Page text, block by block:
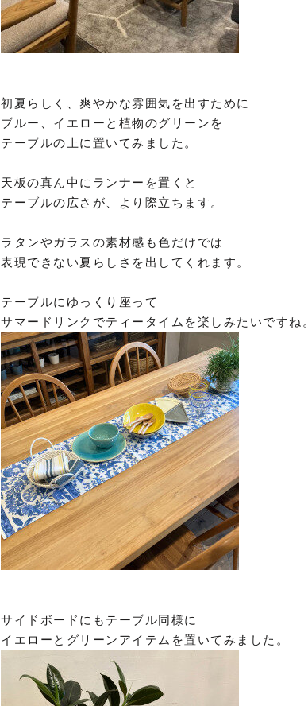
初夏らしく、爽やかな雰囲気を出すために
ブルー、イエローと植物のグリーンを
テーブルの上に置いてみました。
天板の真ん中にランナーを置くと
テーブルの広さが、より際立ちます。
ラタンやガラスの素材感も色だけでは
表現できない夏らしさを出してくれます。
テーブルにゆっくり座って
サマードリンクでティータイムを楽しみたいですね。
サイドボードにもテーブル同様に
イエローとグリーンアイテムを置いてみました。